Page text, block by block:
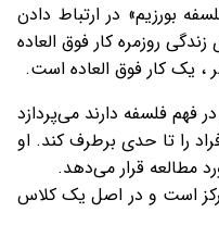
بورزیم» در ارتباط دادن
روزمره کار فوق العاده
یک کار فوق العاده است.
فهم فلسفه دارند می‌پردازد
را تا حدی برطرف کند. او
مطالعه قرار می‌دهد.
است و در اصل یک کلاس